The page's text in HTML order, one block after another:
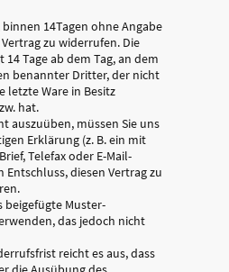
14Tagen ohne Angabe
zu widerrufen. Die
Tage ab dem Tag, an dem
benannter Dritter, der nicht
letzte Ware in Besitz
hat.
auszuüben, müssen Sie uns
Erklärung (z. B. ein mit
Telefax oder E-Mail-
diesen Vertrag zu
beigefügte Muster-
das jedoch nicht
reicht es aus, dass